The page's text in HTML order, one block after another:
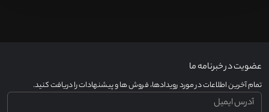
عضویت در خبرنامه ما
تمام آخرین اطلاعات در مورد رویدادها، فروش ها و پیشنهادات را دریافت کنید.